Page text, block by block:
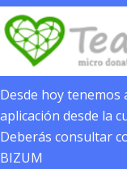
Desde hoy tenemos
aplicación desde la
Deberás consultar
BIZUM